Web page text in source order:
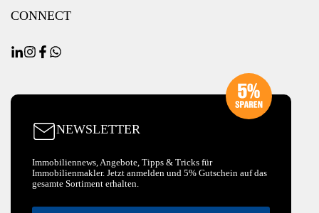
CONNECT
NEWSLETTER
Immobiliennews, Angebote, Tipps & Tricks für
Immobilienmakler. Jetzt anmelden und 5% Gutschein auf das
gesamte Sortiment erhalten.